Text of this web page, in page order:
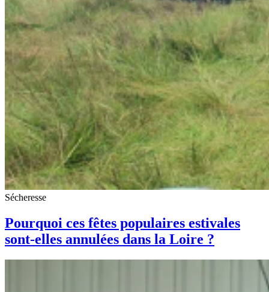
Sécheresse
Pourquoi ces fêtes populaires estivales
sont-elles annulées dans la Loire ?